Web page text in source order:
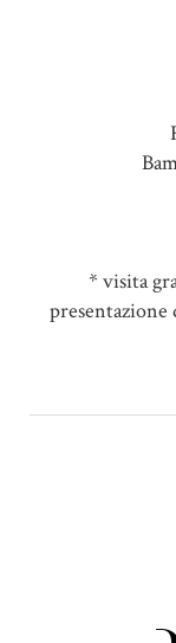
* visita
presentazione